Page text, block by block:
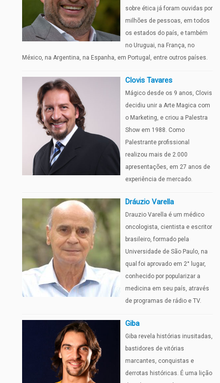
sobre ética já foram ouvidas por
milhões de pessoas, em todos
os estados do país, e também
no Uruguai, na França, no
México, na Argentina, na Espanha, em Portugal, entre outros países.
Clovis Tavares
Mágico desde os 9 anos, Clovis
decidiu unir a Arte Magica com
o Marketing, e criou a Palestra
Show em 1988. Como
Palestrante profissional
realizou mais de 2.000
apresentações, em 27 anos de
experiência de mercado.
Dráuzio Varella
Drauzio Varella é um médico
oncologista, cientista e escritor
brasileiro, formado pela
Universidade de São Paulo, na
qual foi aprovado em 2° lugar,
conhecido por popularizar a
medicina em seu país, através
de programas de rádio e TV.
Giba
Giba revela histórias inusitadas,
bastidores de vitórias
marcantes, conquistas e
derrotas históricas. É uma lição